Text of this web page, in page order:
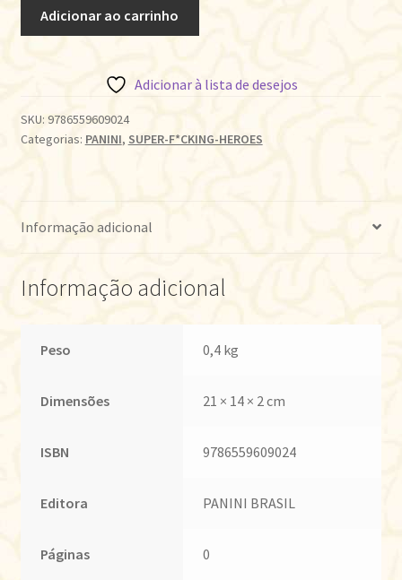
OS
NOVOS
quantidade
Adicionar ao carrinho
Adicionar à lista de desejos
SKU: 9786559609024
Categorias: PANINI, SUPER-F*CKING-HEROES
Informação adicional
Informação adicional
Peso 0,4 kg
Dimensões 21 × 14 × 2 cm
ISBN 9786559609024
Editora PANINI BRASIL
Páginas 0